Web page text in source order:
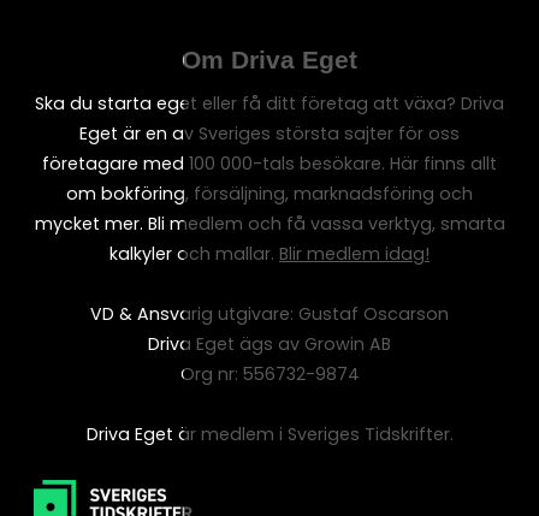
Om Driva Eget
Ska du starta eget eller få ditt företag att växa? Driva
Eget är en av Sveriges största sajter för oss
företagare med 100 000-tals besökare. Här finns allt
om bokföring, försäljning, marknadsföring och
mycket mer. Bli medlem och få vassa verktyg, smarta
kalkyler och mallar. Blir medlem idag!
VD & Ansvarig utgivare: Gustaf Oscarson
Driva Eget ägs av Growin AB
Org nr: 556732-9874
Driva Eget är medlem i Sveriges Tidskrifter.